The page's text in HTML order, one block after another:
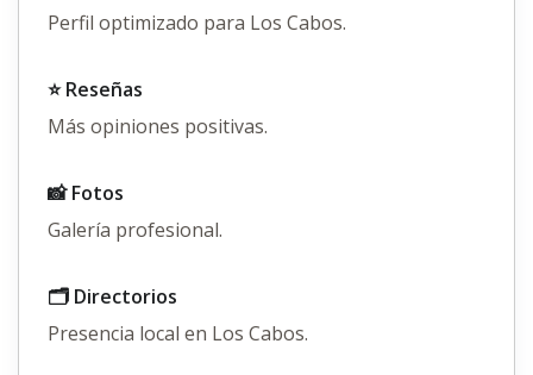
Perfil optimizado para Los Cabos.
⭐ Reseñas
Más opiniones positivas.
📸 Fotos
Galería profesional.
🗂️ Directorios
Presencia local en Los Cabos.